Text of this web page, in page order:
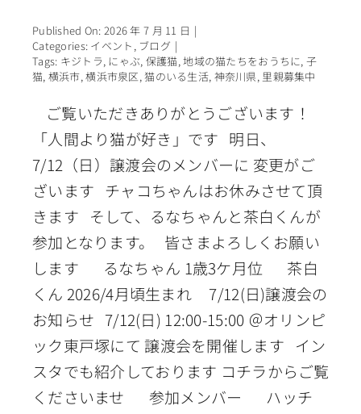
Published On: 2026 年 7 月 11 日 |
Categories: イベント , ブログ |
Tags: キジトラ, にゃぶ, 保護猫,地域の猫たちをおうちに,子
猫, 横浜市,横浜市泉区,猫のいる生活, 神奈川県, 里親募集中
ご覧いただきありがとうございます！
「人間より猫が好き」です 明日、
7/12（日）譲渡会のメンバーに 変更がご
ざいます チャコちゃんはお休みさせて頂
きます そして、るなちゃんと茶白くんが
参加となります。 皆さまよろしくお願い
します るなちゃん 1歳3ケ月位 茶白
くん 2026/4月頃生まれ 7/12(日)譲渡会の
お知らせ 7/12(日) 12:00-15:00 ＠オリンピ
ック東戸塚にて 譲渡会を開催します イン
スタでも紹介しております コチラからご覧
くださいませ 参加メンバー ハッチ